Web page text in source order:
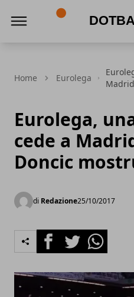
Home Eurolega
Eurolega,
cede a
Doncic
di Redazione25/10/2017
FacebookTwitterWhatsapp